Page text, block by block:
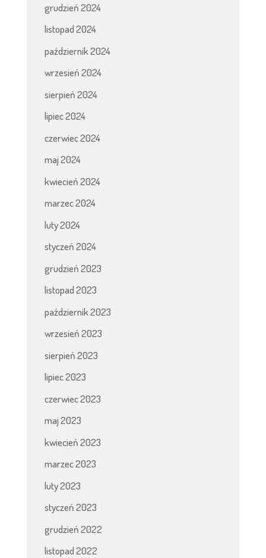
grudzień 2024
listopad 2024
październik 2024
wrzesień 2024
sierpień 2024
lipiec 2024
czerwiec 2024
maj 2024
kwiecień 2024
marzec 2024
luty 2024
styczeń 2024
grudzień 2023
listopad 2023
październik 2023
wrzesień 2023
sierpień 2023
lipiec 2023
czerwiec 2023
maj 2023
kwiecień 2023
marzec 2023
luty 2023
styczeń 2023
grudzień 2022
listopad 2022